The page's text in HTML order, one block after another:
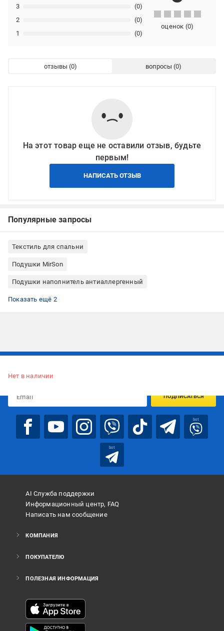
1 (0)
2 (0)
3 (0)
оценок (0)
отзывы вопросы
На этот товар еще не оставили отзыв, будьте
первым!
НАПИСАТЬ ОТЗЫВ
Популярные запросы
Текстиль для спальни
Подушки MirSon
Подушки наполнитель антиаллергенный
Классическая подушка
Подушки квадратные
Показать ещё 2
Нет в наличии
ПОДПИСАТЬСЯ
bot
bot
AI Служба поддержки
Информационный центр, FAQ
Написать нам сообщение
КОМПАНИЯ
ПОКУПАТЕЛЮ
ПОЛЕЗНАЯ ИНФОРМАЦИЯ